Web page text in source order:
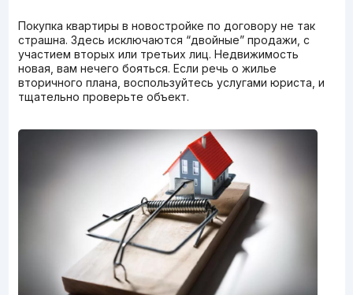
Покупка квартиры в новостройке по договору не так
страшна. Здесь исключаются “двойные” продажи, с
участием вторых или третьих лиц. Недвижимость
новая, вам нечего бояться. Если речь о жилье
вторичного плана, воспользуйтесь услугами юриста, и
тщательно проверьте объект.